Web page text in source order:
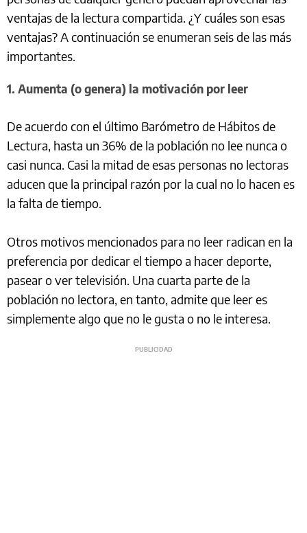
ventajas de la lectura compartida. ¿Y cuáles son esas
ventajas? A continuación se enumeran seis de las más
importantes.
1. Aumenta (o genera) la motivación por leer
De acuerdo con el último Barómetro de Hábitos de
Lectura, hasta un 36% de la población no lee nunca o
casi nunca. Casi la mitad de esas personas no lectoras
aducen que la principal razón por la cual no lo hacen es
la falta de tiempo.
Otros motivos mencionados para no leer radican en la
preferencia por dedicar el tiempo a hacer deporte,
pasear o ver televisión. Una cuarta parte de la
población no lectora, en tanto, admite que leer es
simplemente algo que no le gusta o no le interesa.